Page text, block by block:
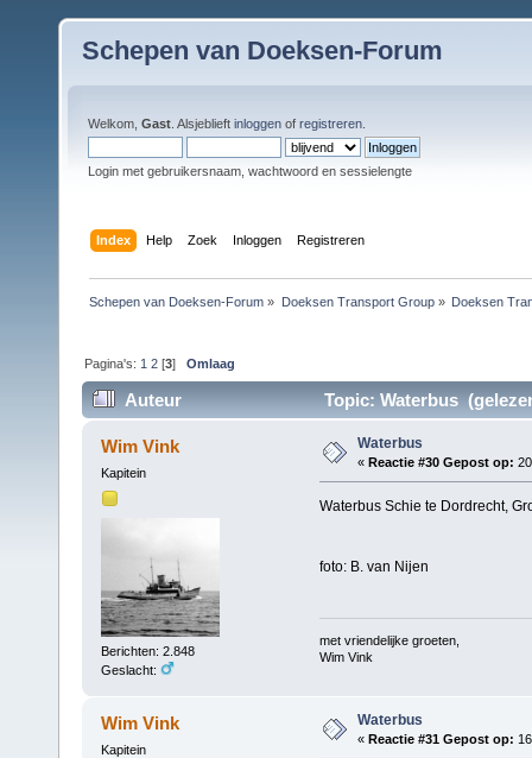
Schepen van Doeksen-Forum
Welkom, Gast . Alsjeblieft inloggen of registreren
Login met gebruikersnaam, wachtwoord en sessielengte
Index Help Zoek Inloggen Registreren
Schepen van Doeksen-Forum » Doeksen Transport Group» Doeksen
Pagina's: 1 2 [3]Omlaag
Auteur Topic: Waterbus
Wim Vink
Kapitein
Berichten: 2.848
Geslacht:
Waterbus
« Reactie #30 Gepost op:
Waterbus Schie te Dordrecht,
foto: B. van Nijen
met vriendelijke groeten,
Wim Vink
Wim Vink
Kapitein
Waterbus
« Reactie #31 Gepost op: